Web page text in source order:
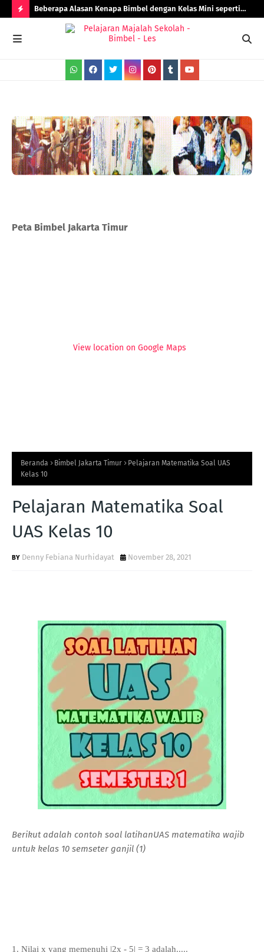
O
S
T
S
Beberapa Alasan Kenapa Bimbel dengan Kelas Mini seperti
Bimbel Jakarta Timur Lebih Efektif!
Peta Bimbel Jakarta Timur
View location on Google Maps
Beranda Bimbel Jakarta Timur
Pelajaran Matematika Soal UAS
Kelas 10
Pelajaran Matematika Soal
UAS Kelas 10
Denny Febiana Nurhidayat November 28, 2021
Berikut adalah contoh soal latihanUAS matematika wajib
untuk kelas 10 semseter ganjil (1)
1. Nilai x yang memenuhi |2x - 5| = 3 adalah.....